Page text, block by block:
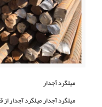
میلگرد آجدار